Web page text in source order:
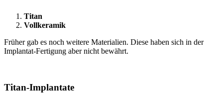
Titan
Vollkeramik
Früher gab es noch weitere Materialien. Diese haben sich in der
Implantat-Fertigung aber nicht bewährt.
Titan-Implantate